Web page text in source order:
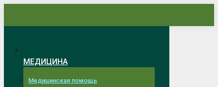
МЕДИЦИНА
Медицинская помощь